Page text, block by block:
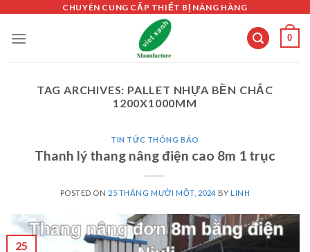
content
CHUYÊN CUNG CẤP THIẾT BỊ NÂNG HÀNG
0
TAG ARCHIVES: PALLET NHỰA BỀN CHẮC
1200X1000MM
TIN TỨC THÔNG BÁO
Thanh lý thang nâng điện cao 8m 1 trục
POSTED ON 25 THÁNG MƯỜI MỘT, 2024 BYLINH
25